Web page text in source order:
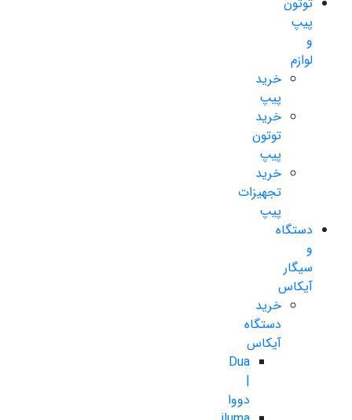
پیپ
و
لوازم
خرید
پیپ
خرید
توتون
پیپ
خرید
تجهیزات
پیپ
دستگاه
و
سیگار
آیکاس
خرید
دستگاه
آیکاس
Dua
|
دووا